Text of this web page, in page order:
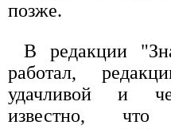
позже.
В редакции
работал,
удачливой и
известно,